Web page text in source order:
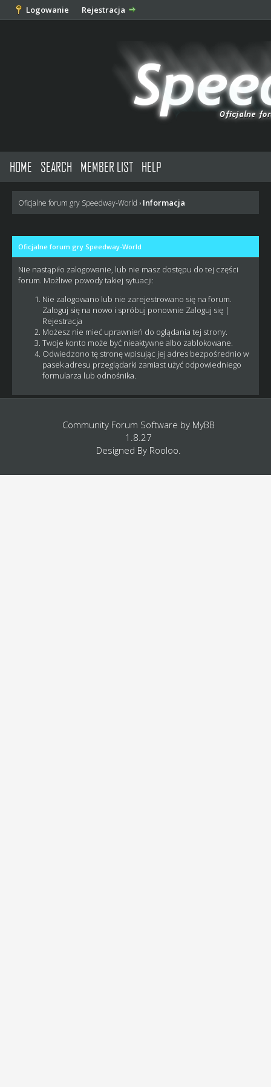
Logowanie Rejestracja
HOME SEARCH MEMBER LIST HELP
Oficjalne forum gry Speedway-World › Informacja
Oficjalne forum gry Speedway-World
Nie nastąpiło zalogowanie, lub nie masz dostępu do tej części
forum. Możliwe powody takiej sytuacji:
Nie zalogowano lub nie zarejestrowano się na forum.
Zaloguj się na nowo i spróbuj ponownie Zaloguj się|
Rejestracja
Możesz nie mieć uprawnień do oglądania tej strony.
Twoje konto może być nieaktywne albo zablokowane.
Odwiedzono tę stronę wpisując jej adres bezpośrednio w
pasek adresu przeglądarki zamiast użyć odpowiedniego
formularza lub odnośnika.
Community Forum Software by MyBB
1.8.27
Designed By Rooloo.